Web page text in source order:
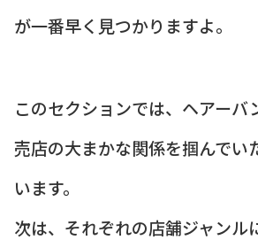
が一番早く見つかりますよ。
このセクションでは、ヘアーバ
売店の大まかな関係を掴んでい
います。
次は、それぞれの店舗ジャンル